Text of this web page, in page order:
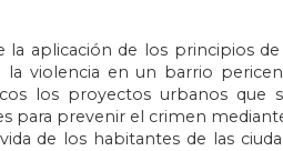
aplicación de los principios
violencia en un barrio
los proyectos urbanos que
para prevenir el crimen
de los habitantes de las